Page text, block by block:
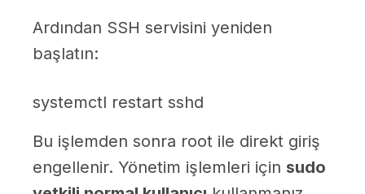
Ardından SSH servisini yeniden
başlatın:
systemctl restart sshd
Bu işlemden sonra root ile direkt giriş
engellenir. Yönetim işlemleri için sudo